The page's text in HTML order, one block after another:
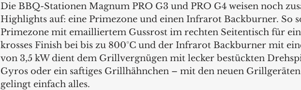
Die BBQ-Stationen Magnum PRO G3 und PRO G4 weisen noch
Highlights auf: eine Primezone und einen Infrarot Backburner. So
Primezone mit emailliertem Gussrost im rechten Seitentisch für
krosses Finish bei bis zu 800°C und der Infrarot Backburner mit
von 3,5 kW dient dem Grillvergnügen mit lecker bestückten
Gyros oder ein saftiges Grillhähnchen – mit den neuen
gelingt einfach alles.